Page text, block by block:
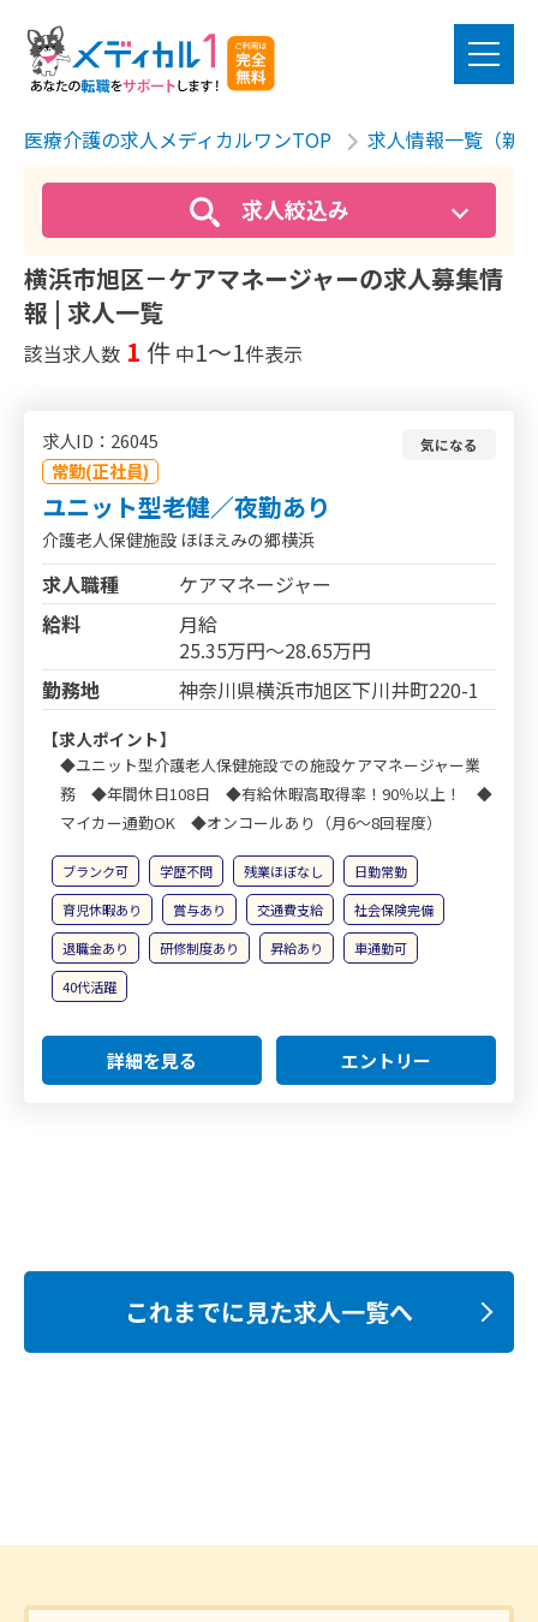
医療介護の求人メディカルワンTOP 求人情報一覧（新
求人絞込み
横浜市旭区－ケアマネージャーの求人募集情
報 | 求人一覧
該当求人数 1 件 中1〜1件表示
求人ID：26045
常勤(正社員)
気になる
ユニット型老健／夜勤あり
介護老人保健施設 ほほえみの郷横浜
求人職種
ケアマネージャー
給料
月給
25.35万円～28.65万円
勤務地
神奈川県横浜市旭区下川井町220-1
【求人ポイント】
◆ユニット型介護老人保健施設での施設ケアマネージャー業
務 ◆年間休日108日 ◆有給休暇高取得率！90％以上！ ◆
マイカー通勤OK ◆オンコールあり（月6～8回程度）
ブランク可 学歴不問 残業ほぼなし
日勤常勤
育児休暇あり
賞与あり 交通費支給
社会保険完備
退職金あり
研修制度あり 昇給あり
車通勤可
40代活躍
詳細を見る エントリー
これまでに見た求人一覧へ